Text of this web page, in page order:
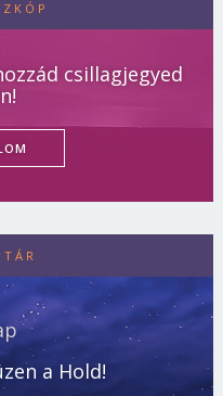
csillagjegyed
a Hold!